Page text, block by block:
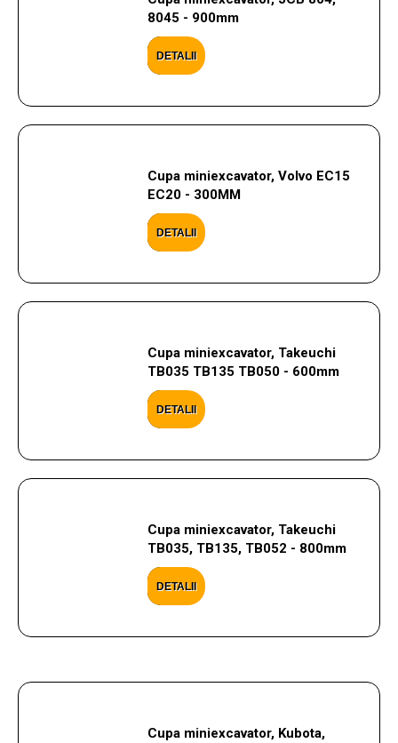
8045 - 900mm
DETALII
Cupa miniexcavator, Volvo EC15
EC20 - 300MM
DETALII
Cupa miniexcavator, Takeuchi
TB035 TB135 TB050 - 600mm
DETALII
Cupa miniexcavator, Takeuchi
TB035, TB135, TB052 - 800mm
DETALII
Cupa miniexcavator, Kubota,